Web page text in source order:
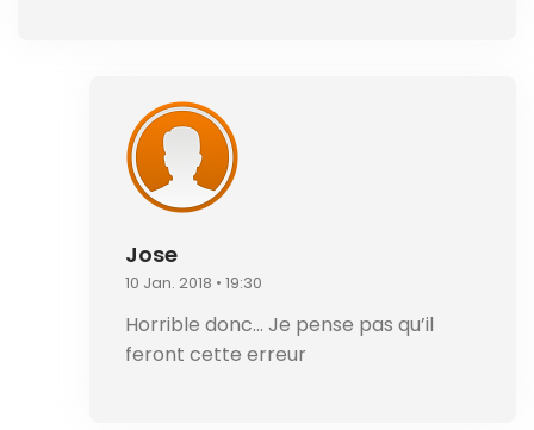
Jose
10 Jan. 2018 • 19:30
Horrible donc… Je pense pas qu’il
feront cette erreur